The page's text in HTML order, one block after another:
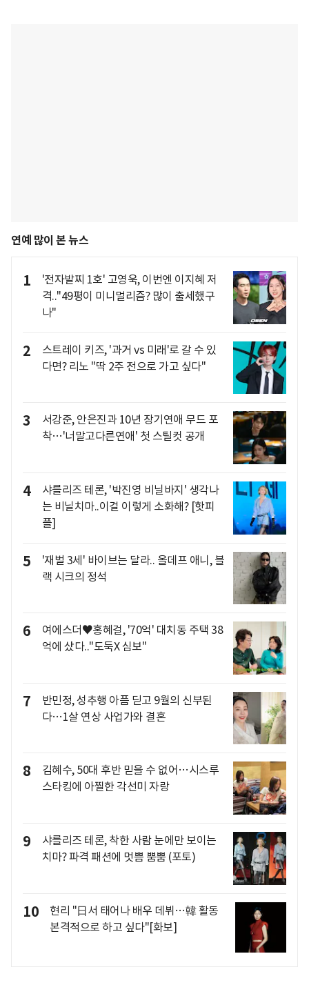
연예 많이 본 뉴스
1
'전자발찌 1호' 고영욱, 이번엔 이지혜 저
격.."49평이 미니멀리즘? 많이 출세했구
나"
2
스트레이 키즈, '과거 vs 미래'로 갈 수 있
다면? 리노 "딱 2주 전으로 가고 싶다"
3
서강준, 안은진과 10년 장기연애 무드 포
착…'너말고다른연애' 첫 스틸컷 공개
4
샤를리즈 테론, '박진영 비닐바지' 생각나
는 비닐치마..이걸 이렇게 소화해? [핫피
플]
5
'재벌 3세' 바이브는 달라.. 올데프 애니, 블
랙 시크의 정석
6
여에스더♥홍혜걸, '70억' 대치동 주택 38
억에 샀다.."도둑X 심보"
7
반민정, 성추행 아픔 딛고 9월의 신부된
다…1살 연상 사업가와 결혼
8
김혜수, 50대 후반 믿을 수 없어…시스루
스타킹에 아찔한 각선미 자랑
9
샤를리즈 테론, 착한 사람 눈에만 보이는
치마? 파격 패션에 멋쁨 뿜뿜 (포토)
10
현리 "日서 태어나 배우 데뷔…韓 활동
본격적으로 하고 싶다"[화보]